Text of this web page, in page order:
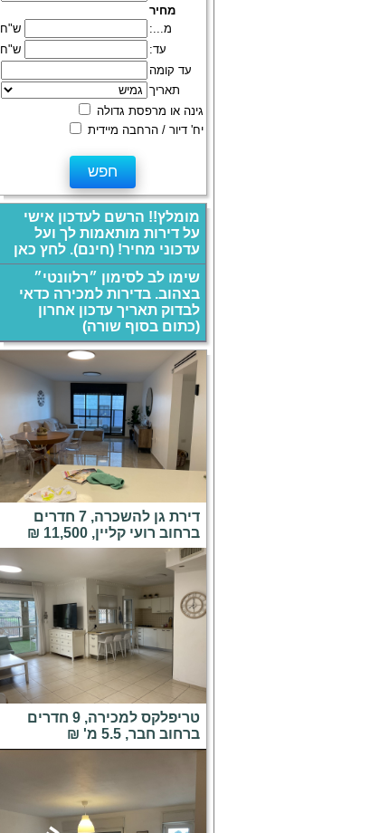
מחיר
מ...:
ש"ח
עד:
ש"ח
עד קומה
תאריך
גינה או מרפסת גדולה
יח' דיור / הרחבה מיידית
מומלץ!! הרשם לעדכון אישי
על דירות מותאמות לך ועל
עדכוני מחיר! (חינם). לחץ כאן
שימו לב לסימון ״רלוונטי״
בצהוב. בדירות למכירה כדאי
לבדוק תאריך עדכון אחרון
(כתום בסוף שורה)
דירת גן להשכרה, 7 חדרים
ברחוב רועי קליין, 11,500 ₪
טריפלקס למכירה, 9 חדרים
ברחוב חבר, 5.5 מ' ₪